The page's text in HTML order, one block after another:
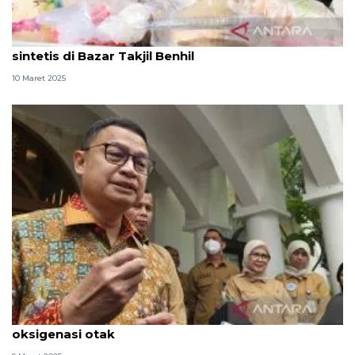
BPOM temukan makanan pengguna pewarna
sintetis di Bazar Takjil Benhil
10 Maret 2025
Kepala BPOM: Sujud pada shalat tingkatkan
oksigenasi otak